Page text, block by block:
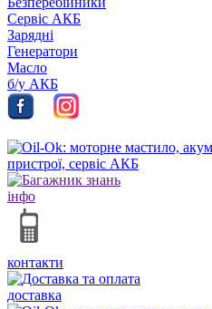
Сервiс АКБ
Зарядні
Генератори
Масло
б/у АКБ
інфо
контакти
доставка